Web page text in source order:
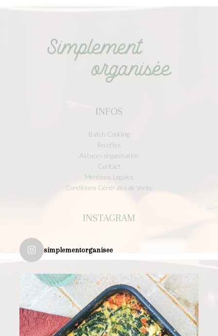
INFOS
Batch Cooking
Recettes
Astuces organisation
Contact
Mentions Légales
Conditions Générales de Vente
INSTAGRAM
simplementorganisee